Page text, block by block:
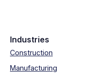
Industries
Construction
Manufacturing